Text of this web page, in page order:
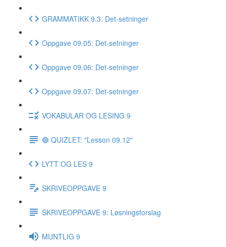
GRAMMATIKK 9.3: Det-setninger
Oppgave 09.05: Det-setninger
Oppgave 09.06: Det-setninger
Oppgave 09.07: Det-setninger
VOKABULAR OG LESING 9
🔵 QUIZLET: "Lesson 09.12"
LYTT OG LES 9
SKRIVEOPPGAVE 9
SKRIVEOPPGAVE 9: Løsningsforslag
MUNTLIG 9